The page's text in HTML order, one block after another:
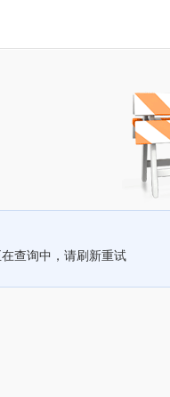
查询中，请刷新重试